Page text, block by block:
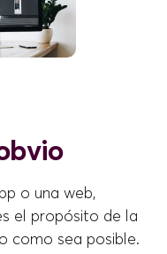
o una web,
el propósito de la
como sea posible.